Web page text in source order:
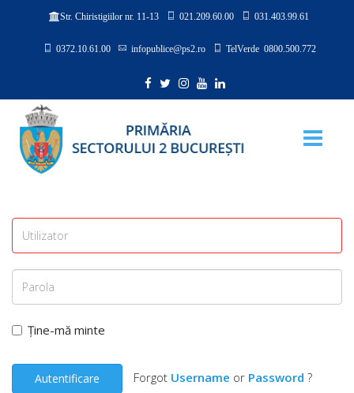
Str. Chiristigiilor nr. 11-13 021.209.60.00 031.403.99.61
0372.10.61.00 infopublice@ps2.ro TelVerde 0800.500.772
Ține-mă minte
Autentificare Forgot Username or Password ?